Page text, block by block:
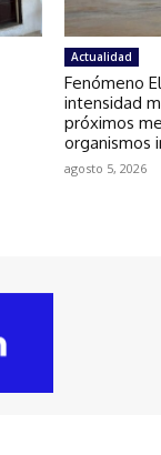
Actualidad
Fenómeno
intensidad
próximos
organismos
agosto 5, 2026